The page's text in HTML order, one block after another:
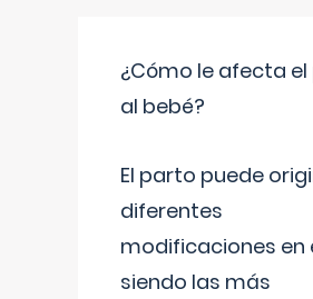
¿Cómo le afecta
al bebé?
El parto puede
diferentes
modificaciones en
siendo las más